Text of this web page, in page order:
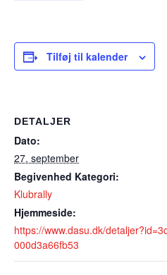
Tilføj til kalender
DETALJER
Dato:
27. september
Begivenhed Kategori:
Klubrally
Hjemmeside:
https://www.dasu.dk/
000d3a66fb53